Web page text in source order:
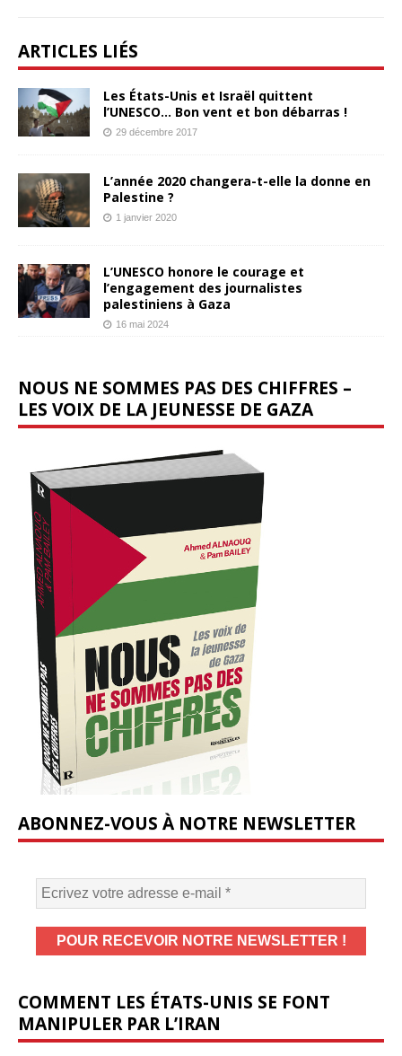
ARTICLES LIÉS
Les États-Unis et Israël quittent
l’UNESCO… Bon vent et bon débarras !
29 décembre 2017
L’année 2020 changera-t-elle la donne en
Palestine ?
1 janvier 2020
L’UNESCO honore le courage et
l’engagement des journalistes
palestiniens à Gaza
16 mai 2024
NOUS NE SOMMES PAS DES CHIFFRES –
LES VOIX DE LA JEUNESSE DE GAZA
ABONNEZ-VOUS À NOTRE NEWSLETTER
COMMENT LES ÉTATS-UNIS SE FONT
MANIPULER PAR L’IRAN